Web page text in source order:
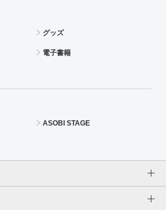
グッズ
電子書籍
ASOBI STAGE